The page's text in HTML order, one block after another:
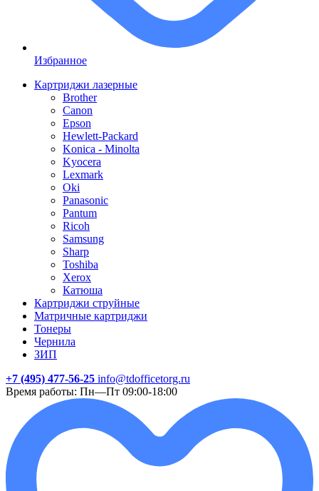
Избранное
Картриджи лазерные
Brother
Canon
Epson
Hewlett-Packard
Konica - Minolta
Kyocera
Lexmark
Oki
Panasonic
Pantum
Ricoh
Samsung
Sharp
Toshiba
Xerox
Катюша
Картриджи струйные
Матричные картриджи
Тонеры
Чернила
ЗИП
+7 (495) 477-56-25 info@tdofficetorg.ru
Время работы: Пн—Пт 09:00-18:00